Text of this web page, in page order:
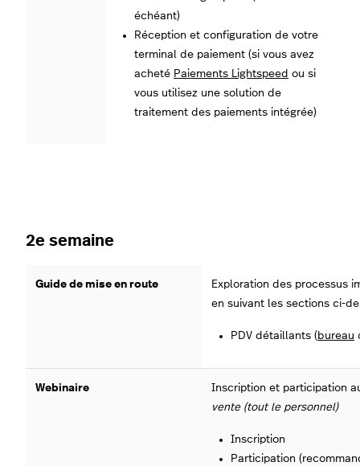
échéant)
Réception et configuration de votre
terminal de paiement (si vous avez
acheté Paiements Lightspeed ou si
vous utilisez une solution de
traitement des paiements intégrée)
2e semaine
Guide de mise en route
Exploration des processus
en suivant les sections ci-
PDV détaillants ( bureau
Webinaire
Inscription et participation
vente (tout le personnel)
Inscription
Participation